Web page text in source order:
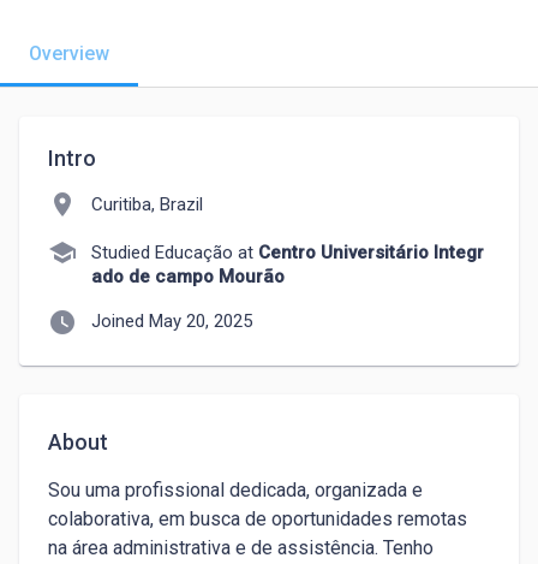
Overview
Intro
location_on Curitiba, Brazil
school Studied Educação at Centro Universitário Integr
ado de campo Mourão
watch_later Joined May 20, 2025
About
Sou uma profissional dedicada, organizada e
colaborativa, em busca de oportunidades remotas
na área administrativa e de assistência. Tenho